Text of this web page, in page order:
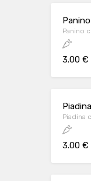
Panino
3.00 €
Piadina
3.00 €